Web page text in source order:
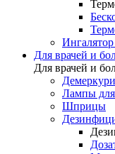
Для врачей и
Для врачей и
Лампы
Шприцы